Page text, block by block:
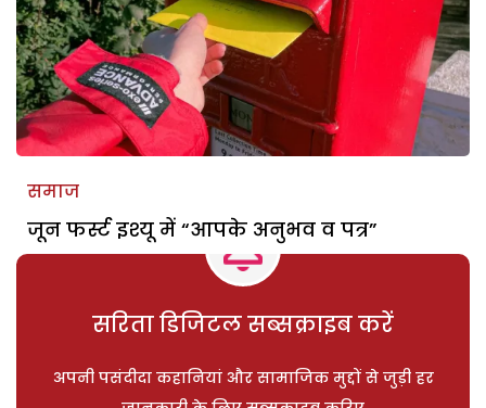
समाज
जून फर्स्ट इश्यू में “आपके अनुभव व पत्र”
सरिता डिजिटल सब्सक्राइब करें
अपनी पसंदीदा कहानियां और सामाजिक मुद्दों से जुड़ी हर